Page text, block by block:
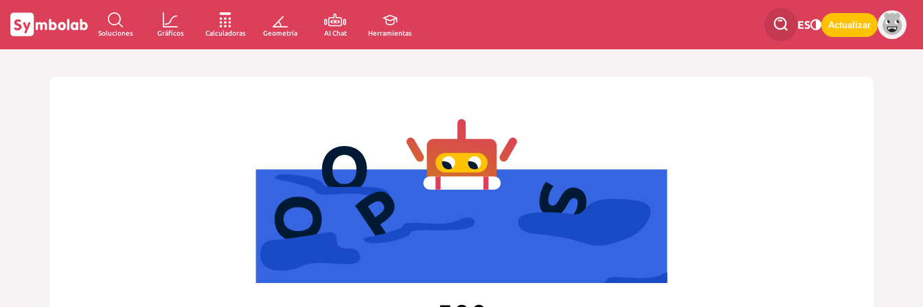
Soluciones Gráficos Calculadoras Geometría AI Chat Herramientas
ES Actualizar